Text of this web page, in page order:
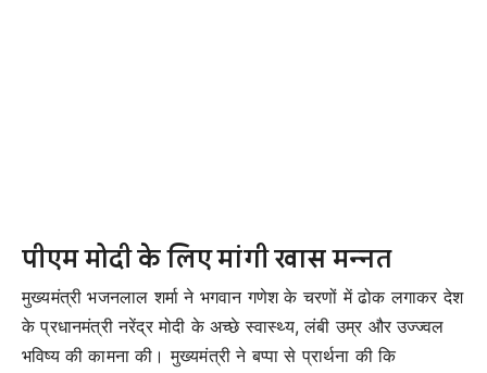
पीएम मोदी के लिए मांगी खास मन्नत
मुख्यमंत्री भजनलाल शर्मा ने भगवान गणेश के चरणों में ढोक लगाकर देश
के प्रधानमंत्री नरेंद्र मोदी के अच्छे स्वास्थ्य, लंबी उम्र और उज्ज्वल
भविष्य की कामना की। मुख्यमंत्री ने बप्पा से प्रार्थना की कि